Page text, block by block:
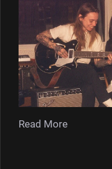
Read More